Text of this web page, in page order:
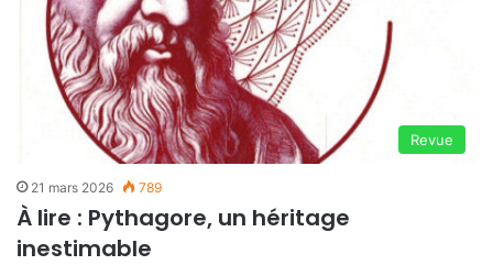
Revue
21 mars 2026 789
À lire : Pythagore, un héritage
inestimable